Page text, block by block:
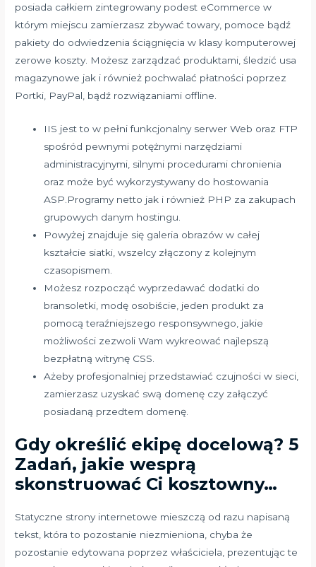
posiada całkiem zintegrowany podest eCommerce w
którym miejscu zamierzasz zbywać towary, pomoce bądź
pakiety do odwiedzenia ściągnięcia w klasy komputerowej
zerowe koszty. Możesz zarządzać produktami, śledzić usa
magazynowe jak i również pochwalać płatności poprzez
Portki, PayPal, bądź rozwiązaniami offline.
IIS jest to w pełni funkcjonalny serwer Web oraz FTP
spośród pewnymi potężnymi narzędziami
administracyjnymi, silnymi procedurami chronienia
oraz może być wykorzystywany do hostowania
ASP.Programy netto jak i również PHP za zakupach
grupowych danym hostingu.
Powyżej znajduje się galeria obrazów w całej
kształcie siatki, wszelcy złączony z kolejnym
czasopismem.
Możesz rozpocząć wyprzedawać dodatki do
bransoletki, modę osobiście, jeden produkt za
pomocą teraźniejszego responsywnego, jakie
możliwości zezwoli Wam wykreować najlepszą
bezpłatną witrynę CSS.
Ażeby profesjonalniej przedstawiać czujności w sieci,
zamierzasz uzyskać swą domenę czy załączyć
posiadaną przedtem domenę.
Gdy określić ekipę docelową? 5
Zadań, jakie wesprą
skonstruować Ci kosztowny…
Statyczne strony internetowe mieszczą od razu napisaną
tekst, która to pozostanie niezmieniona, chyba że
pozostanie edytowana poprzez właściciela, prezentując te